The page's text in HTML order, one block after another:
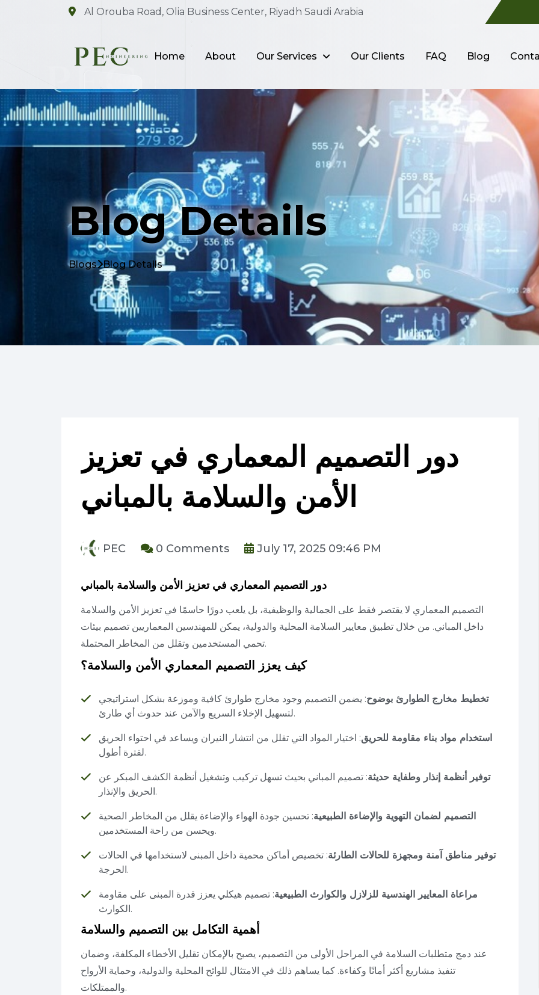
Al Orouba Road, Olia Business Center, Riyadh Saudi Arabia
Home About Our Services Our Clients FAQ Blog
Blog Details
Blogs Blog Details
دور التصميم المعماري في تعزيز
الأمن والسلامة بالمباني
PEC 0 Comments July 17, 2025 09:46 PM
دور التصميم المعماري في تعزيز الأمن والسلامة بالمباني
التصميم المعماري لا يقتصر فقط على الجمالية والوظيفية، بل يلعب دورًا حاسمًا في تعزيز الأمن والسلامة
داخل المباني. من خلال تطبيق معايير السلامة المحلية والدولية، يمكن للمهندسين المعماريين تصميم بيئات
تحمي المستخدمين وتقلل من المخاطر المحتملة.
كيف يعزز التصميم المعماري الأمن والسلامة؟
تخطيط مخارج الطوارئ بوضوح: يضمن التصميم وجود مخارج طوارئ كافية وموزعة بشكل استراتيجي
لتسهيل الإخلاء السريع والآمن عند حدوث أي طارئ.
استخدام مواد بناء مقاومة للحريق: اختيار المواد التي تقلل من انتشار النيران ويساعد في احتواء الحريق
لفترة أطول.
توفير أنظمة إنذار وطفاية حديثة: تصميم المباني بحيث تسهل تركيب وتشغيل أنظمة الكشف المبكر عن
الحريق والإنذار.
التصميم لضمان التهوية والإضاءة الطبيعية: تحسين جودة الهواء والإضاءة يقلل من المخاطر الصحية
ويحسن من راحة المستخدمين.
توفير مناطق آمنة ومجهزة للحالات الطارئة: تخصيص أماكن محمية داخل المبنى لاستخدامها في الحالات
الحرجة.
مراعاة المعايير الهندسية للزلازل والكوارث الطبيعية: تصميم هيكلي يعزز قدرة المبنى على مقاومة
الكوارث.
أهمية التكامل بين التصميم والسلامة
عند دمج متطلبات السلامة في المراحل الأولى من التصميم، يصبح بالإمكان تقليل الأخطاء المكلفة، وضمان
تنفيذ مشاريع أكثر أمانًا وكفاءة. كما يساهم ذلك في الامتثال للوائح المحلية والدولية، وحماية الأرواح
والممتلكات.